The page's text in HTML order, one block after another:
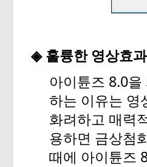
◈ 훌륭한 영상효과
아이튠즈 8.0을
하는 이유는 영
화려하고 매력
용하면 금상첨
때에 아이튠즈